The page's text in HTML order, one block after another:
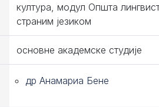
култура, модул Општа
страним језиком
основне академске студије
др Анамариа Бене